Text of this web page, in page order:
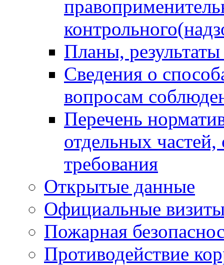
Планы,
Сведения о
вопросам
Перечень
отдельных
требования
Открытые данные
Официальные
Пожарная
Противодействие